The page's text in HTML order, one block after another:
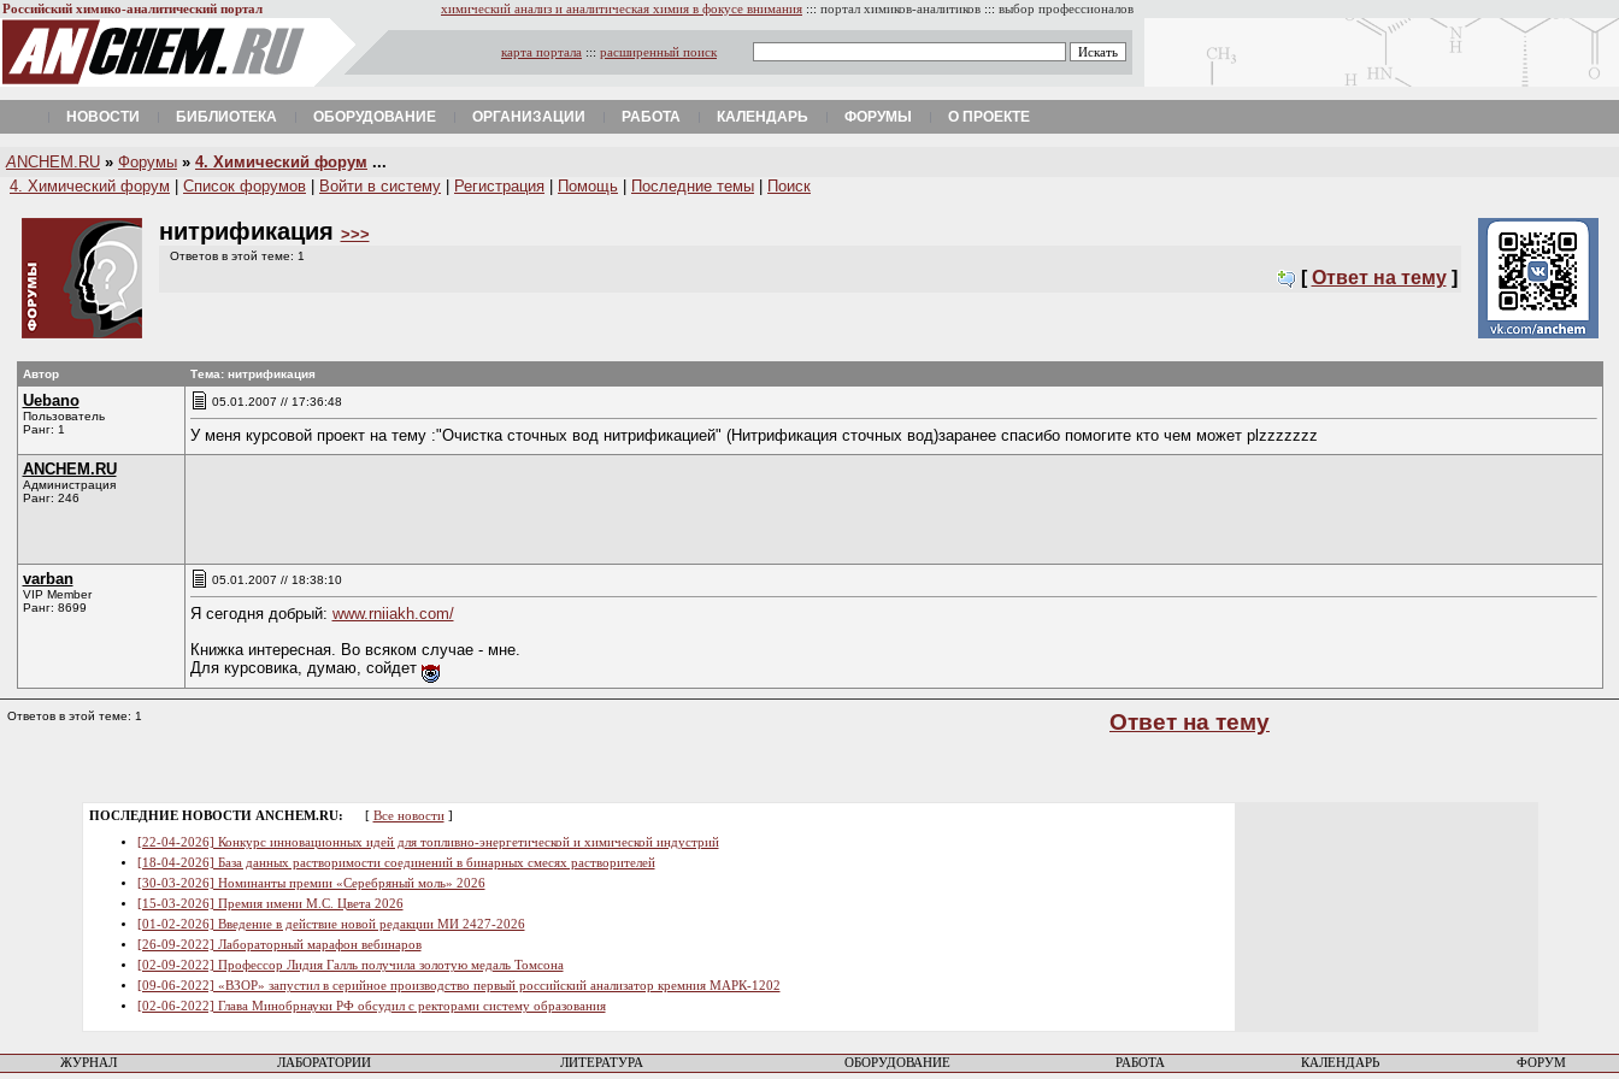
Российский химико-аналитический портал химический анализ и аналитическая химия в фокусе внимания ::: портал химиков-аналитиков ::: выбор профессионалов
карта портала ::: расширенный поиск
НОВОСТИ БИБЛИОТЕКА ОБОРУДОВАНИЕ ОРГАНИЗАЦИИ РАБОТА КАЛЕНДАРЬ ФОРУМЫ О ПРОЕКТЕ
A NCHEM.RU » Форумы » 4. Химический форум ...
4. Химический форум
Список форумов Войти в систему Регистрация Помощь Последние темы Поиск
нитрификация >>>
Ответов в этой теме: 1
[ Ответ на тему ]
Автор Тема: нитрификация
Uebano
Пользователь
Ранг: 1
05.01.2007 // 17:36:48
У меня курсовой проект на тему :"Очистка сточных вод нитрификацией" (Нитрификация сточных вод)заранее спасибо помогите кто чем может plzzzzzzz
ANCHEM.RU
Администрация
Ранг: 246
varban
VIP Member
Ранг: 8699
05.01.2007 // 18:38:10
Я сегодня добрый: www.rniiakh.com/
Книжка интересная. Во всяком случае - мне.
Для курсовика, думаю, сойдет
Ответов в этой теме: 1 Ответ на тему
ПОСЛЕДНИЕ НОВОСТИ ANCHEM.RU: [ Все новости]
[22-04-2026] Конкурс инновационных идей для топливно-энергетической и химической индустрий
[18-04-2026] База данных растворимости соединений в бинарных смесях растворителей
[30-03-2026] Номинанты премии «Серебряный моль» 2026
[15-03-2026] Премия имени М.С. Цвета 2026
[01-02-2026] Введение в действие новой редакции МИ 2427-2026
[26-09-2022] Лабораторный марафон вебинаров
[02-09-2022] Профессор Лидия Галль получила золотую медаль Томсона
[09-06-2022] «ВЗОР» запустил в серийное производство первый российский анализатор кремния МАРК-1202
[02-06-2022] Глава Минобрнауки РФ обсудил с ректорами систему образования
ЖУРНАЛ ЛАБОРАТОРИИ ЛИТЕРАТУРА ОБОРУДОВАНИЕ РАБОТА КАЛЕНДАРЬ ФОРУМ